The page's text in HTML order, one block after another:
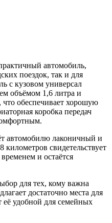
автомобиль,
поездок, так и для
с кузовом универсал
объёмом 1,6 литра и
обеспечивает хорошую
коробка передач
автомобилю лаконичный и
свидетельствует
и остаётся
для тех, кому важна
достаточно места для
её удобной для семейных